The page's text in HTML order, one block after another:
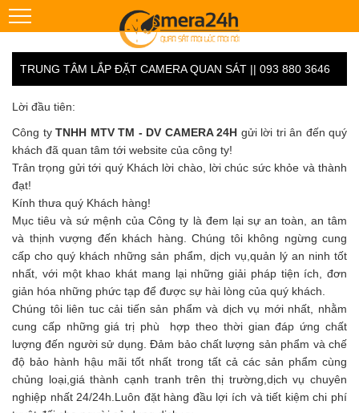
TRUNG TÂM LẮP ĐẶT CAMERA QUAN SÁT || 093 880 3646
Lời đầu tiên:
Công ty TNHH MTV TM - DV CAMERA 24H gửi lời tri ân đến quý
khách đã quan tâm tới website của công ty!
Trân trọng gửi tới quý Khách lời chào, lời chúc sức khỏe và thành
đạt!
Kính thưa quý Khách hàng!
Mục tiêu và sứ mệnh của Công ty là đem lại sự an toàn, an tâm
và thịnh vượng đến khách hàng. Chúng tôi không ngừng cung
cấp cho quý khách những sản phẩm, dịch vụ,quản lý an ninh tốt
nhất, với một khao khát mang lại những giải pháp tiện ích, đơn
giản hóa những phức tạp để được sự hài lòng của quý khách.
Chúng tôi liên tuc cải tiến sản phẩm và dịch vụ mới nhất, nhằm
cung cấp những giá trị phù hợp theo thời gian đáp ứng chất
lượng đến người sử dụng. Đảm bảo chất lượng sản phẩm và chế
độ bảo hành hậu mãi tốt nhất trong tất cả các sản phẩm cùng
chủng loại,giá thành cạnh tranh trên thị trường,dịch vụ chuyên
nghiệp nhất 24/24h.Luôn đặt hàng đầu lợi ích và tiết kiệm chi phí